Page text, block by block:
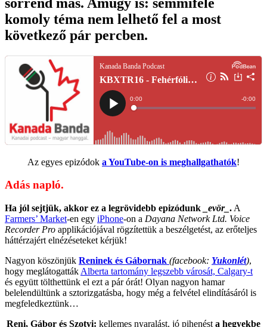
komoly téma nem lelhető fel a most
következő pár percben.
Az egyes epizódok a YouTube-on is meghallgathatók!
Adás napló.
Ha jól sejtjük, akkor ez a legrövidebb epizódunk _evör_ . A
Farmers’ Market-en egy iPhone-on a Dayana Network Ltd. Voice
Recorder Pro applikációjával rögzítettük a beszélgetést, az erőteljes
háttérzajért elnézéseteket kérjük!
Nagyon köszönjük Reninek és Gábornak (facebook: Yukonlét),
hogy meglátogatták Alberta tartomány legszebb városát, Calgary-t
és együtt tölthettünk el ezt a pár órát! Olyan nagyon hamar
belelendültünk a sztorizgatásba, hogy még a felvétel elindításáról is
megfeledkeztünk…
Reni, Gábor és Szotyi: kellemes nyaralást, jó pihenést a hegyekbe